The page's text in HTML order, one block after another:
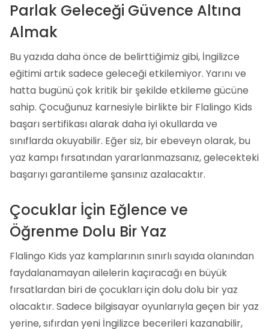
Parlak Geleceği Güvence Altına
Almak
Bu yazıda daha önce de belirttiğimiz gibi, İngilizce
eğitimi artık sadece geleceği etkilemiyor. Yarını ve
hatta bugünü çok kritik bir şekilde etkileme gücüne
sahip. Çocuğunuz karnesiyle birlikte bir Flalingo Kids
başarı sertifikası alarak daha iyi okullarda ve
sınıflarda okuyabilir. Eğer siz, bir ebeveyn olarak, bu
yaz kampı fırsatından yararlanmazsanız, gelecekteki
başarıyı garantileme şansınız azalacaktır.
Çocuklar İçin Eğlence ve
Öğrenme Dolu Bir Yaz
Flalingo Kids yaz kamplarının sınırlı sayıda olanından
faydalanamayan ailelerin kaçıracağı en büyük
fırsatlardan biri de çocukları için dolu dolu bir yaz
olacaktır. Sadece bilgisayar oyunlarıyla geçen bir yaz
yerine, sıfırdan yeni İngilizce becerileri kazanabilir,